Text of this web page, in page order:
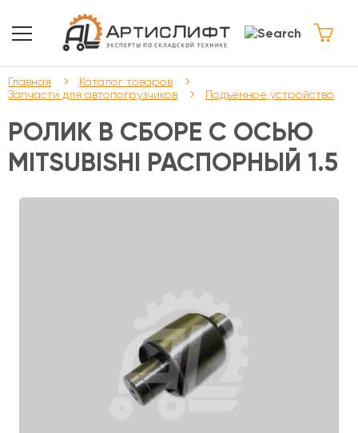
Главная
Каталог товаров
Запчасти для автопогрузчиков
Подъемное устройство
РОЛИК В СБОРЕ С ОСЬЮ
MITSUBISHI РАСПОРНЫЙ 1.5